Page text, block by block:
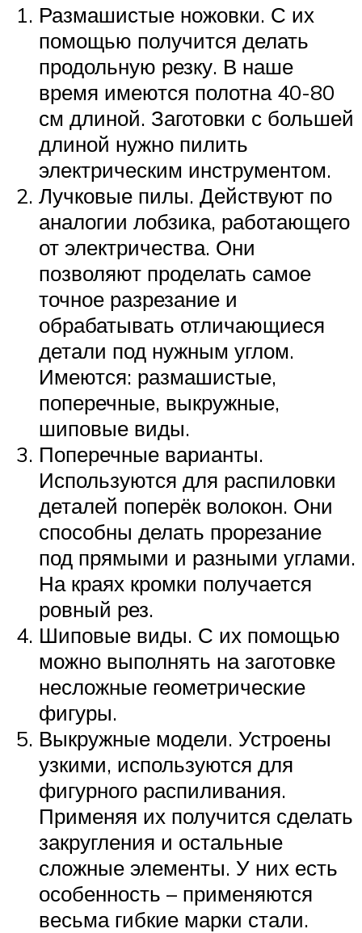
Размашистые ножовки. С их
помощью получится делать
продольную резку. В наше
время имеются полотна 40-80
см длиной. Заготовки с большей
длиной нужно пилить
электрическим инструментом.
Лучковые пилы. Действуют по
аналогии лобзика, работающего
от электричества. Они
позволяют проделать самое
точное разрезание и
обрабатывать отличающиеся
детали под нужным углом.
Имеются: размашистые,
поперечные, выкружные,
шиповые виды.
Поперечные варианты.
Используются для распиловки
деталей поперёк волокон. Они
способны делать прорезание
под прямыми и разными углами.
На краях кромки получается
ровный рез.
Шиповые виды. С их помощью
можно выполнять на заготовке
несложные геометрические
фигуры.
Выкружные модели. Устроены
узкими, используются для
фигурного распиливания.
Применяя их получится сделать
закругления и остальные
сложные элементы. У них есть
особенность – применяются
весьма гибкие марки стали.